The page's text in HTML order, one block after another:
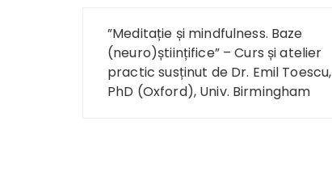
Navigare
articole
”Meditație și mindfulness. Baze
(neuro)științifice” – Curs și atelier
practic susținut de Dr. Emil Toescu,
PhD (Oxford), Univ. Birmingham